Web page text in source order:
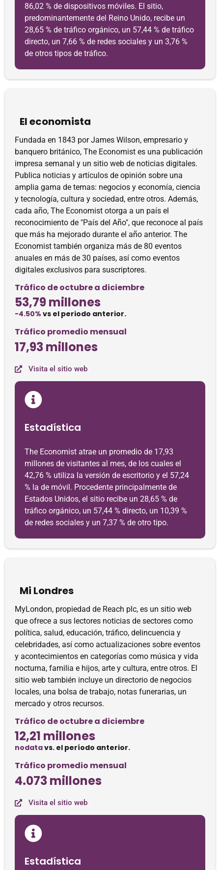
86,02 % de dispositivos móviles. El sitio,
predominantemente del Reino Unido, recibe un
28,65 % de tráfico orgánico, un 57,44 % de tráfico
directo, un 7,66 % de redes sociales y un 3,76 %
de otros tipos de tráfico.
El economista
Fundada en 1843 por James Wilson, empresario y
banquero británico, The Economist es una publicación
impresa semanal y un sitio web de noticias digitales.
Publica noticias y artículos de opinión sobre una
amplia gama de temas: negocios y economía, ciencia
y tecnología, cultura y sociedad, entre otros. Además,
cada año, The Economist otorga a un país el
reconocimiento de "País del Año", que reconoce al país
que más ha mejorado durante el año anterior. The
Economist también organiza más de 80 eventos
anuales en más de 30 países, así como eventos
digitales exclusivos para suscriptores.
Tráfico de octubre a diciembre
53,79 millones
-4.50% vs el periodo anterior.
Tráfico promedio mensual
17,93 millones
Visita el sitio web
Estadística
The Economist atrae un promedio de 17,93
millones de visitantes al mes, de los cuales el
42,76 % utiliza la versión de escritorio y el 57,24
% la de móvil. Procedente principalmente de
Estados Unidos, el sitio recibe un 28,65 % de
tráfico orgánico, un 57,44 % directo, un 10,39 %
de redes sociales y un 7,37 % de otro tipo.
Mi Londres
MyLondon, propiedad de Reach plc, es un sitio web
que ofrece a sus lectores noticias de sectores como
política, salud, educación, tráfico, delincuencia y
celebridades, así como actualizaciones sobre eventos
y acontecimientos en categorías como música y vida
nocturna, familia e hijos, arte y cultura, entre otros. El
sitio web también incluye un directorio de negocios
locales, una bolsa de trabajo, notas funerarias, un
mercado y otros recursos.
Tráfico de octubre a diciembre
12,21 millones
nodatavs. el período anterior.
Tráfico promedio mensual
4.073 millones
Visita el sitio web
Estadística